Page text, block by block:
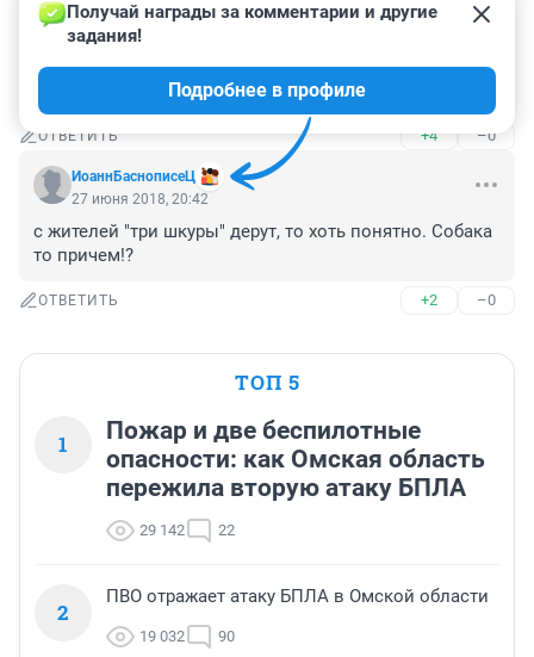
Гость
27 июня 2018, 21:34
как же можно быть настолько жестокими??? нет
слов..одни маты
ОТВЕТИТЬ +4 –0
ИоаннБаснописеЦ
Получай награды за комментарии и другие
задания!
Подробнее в профиле
27 июня 2018, 20:42
с жителей "три шкуры" дерут, то хоть понятно. Собака
то причем!?
ОТВЕТИТЬ +2 –0
ТОП 5
1
Пожар и две беспилотные
опасности: как Омская область
пережила вторую атаку БПЛА
29 142 22
2
ПВО отражает атаку БПЛА в Омской области
19 032 90